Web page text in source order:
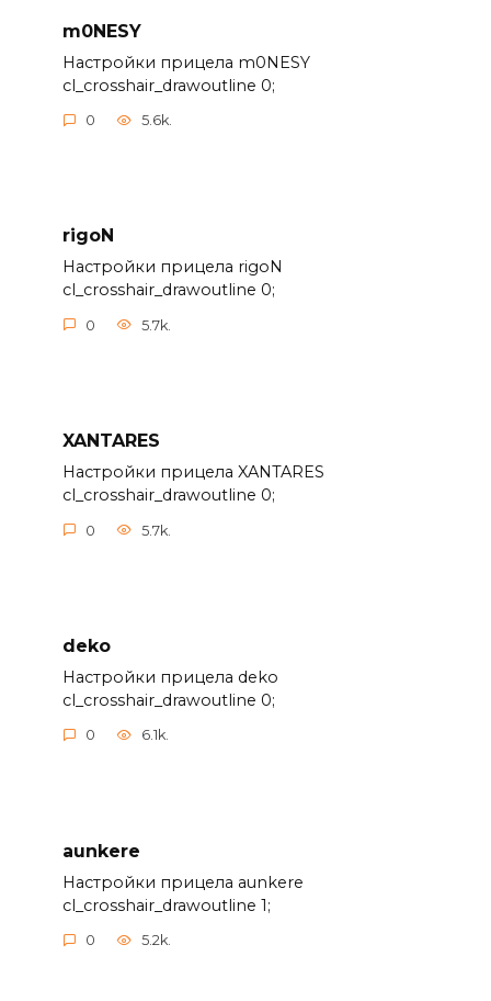
m0NESY
Настройки прицела m0NESY
cl_crosshair_drawoutline 0;
0 5.6k.
rigoN
Настройки прицела rigoN
cl_crosshair_drawoutline 0;
0 5.7k.
XANTARES
Настройки прицела XANTARES
cl_crosshair_drawoutline 0;
0 5.7k.
deko
Настройки прицела deko
cl_crosshair_drawoutline 0;
0 6.1k.
aunkere
Настройки прицела aunkere
cl_crosshair_drawoutline 1;
0 5.2k.